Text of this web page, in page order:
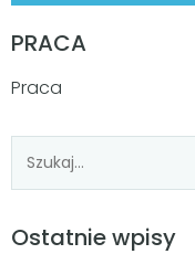
PRACA
Praca
Ostatnie wpisy